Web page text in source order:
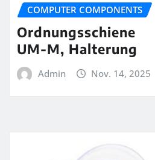
COMPUTER COMPONENTS
Ordnungsschiene
UM-M, Halterung
Admin Nov. 14, 2025